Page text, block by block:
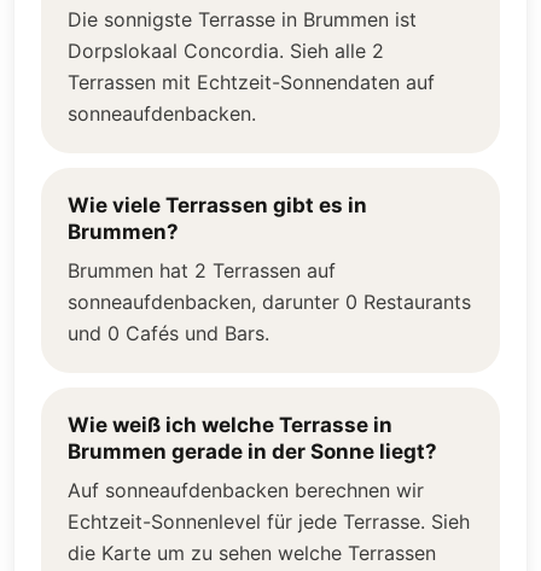
Die sonnigste Terrasse in Brummen ist
Dorpslokaal Concordia. Sieh alle 2
Terrassen mit Echtzeit-Sonnendaten auf
sonneaufdenbacken.
Wie viele Terrassen gibt es in
Brummen?
Brummen hat 2 Terrassen auf
sonneaufdenbacken, darunter 0 Restaurants
und 0 Cafés und Bars.
Wie weiß ich welche Terrasse in
Brummen gerade in der Sonne liegt?
Auf sonneaufdenbacken berechnen wir
Echtzeit-Sonnenlevel für jede Terrasse. Sieh
die Karte um zu sehen welche Terrassen